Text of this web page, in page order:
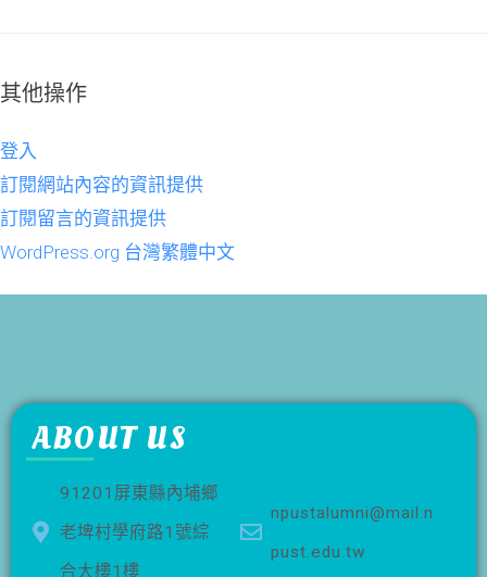
其他操作
登入
訂閱網站內容的資訊提供
訂閱留言的資訊提供
WordPress.org 台灣繁體中文
ABOUT US
91201屏東縣內埔鄉
老埤村學府路1號綜
合大樓1樓
npustalumni@mail.n
pust.edu.tw